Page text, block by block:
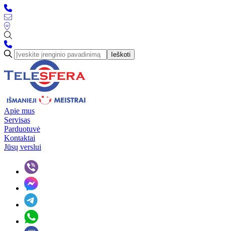
Ieškoti
Apie mus
Servisas
Parduotuvė
Kontaktai
Jūsų verslui